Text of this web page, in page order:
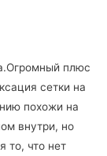
плюс
сетки на
похожи на
внутри, но
то, что нет